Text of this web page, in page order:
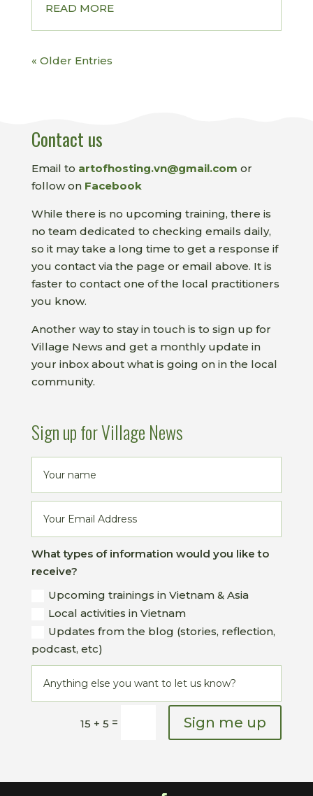
READ MORE
« Older Entries
Contact us
Email to artofhosting.vn@gmail.com or
follow on Facebook
While there is no upcoming training, there is
no team dedicated to checking emails daily,
so it may take a long time to get a response if
you contact via the page or email above. It is
faster to contact one of the local practitioners
you know.
Another way to stay in touch is to sign up for
Village News and get a monthly update in
your inbox about what is going on in the local
community.
Sign up for Village News
What types of information would you like to
receive?
Upcoming trainings in Vietnam & Asia
Local activities in Vietnam
Updates from the blog (stories, reflection,
podcast, etc)
15 + 5 = Sign me up